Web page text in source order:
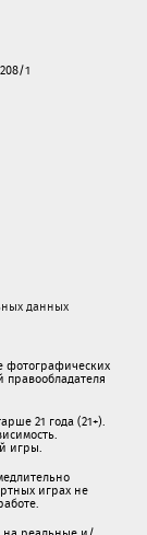
1
данных
фотографических
21 года (21+).
игры.
играх не